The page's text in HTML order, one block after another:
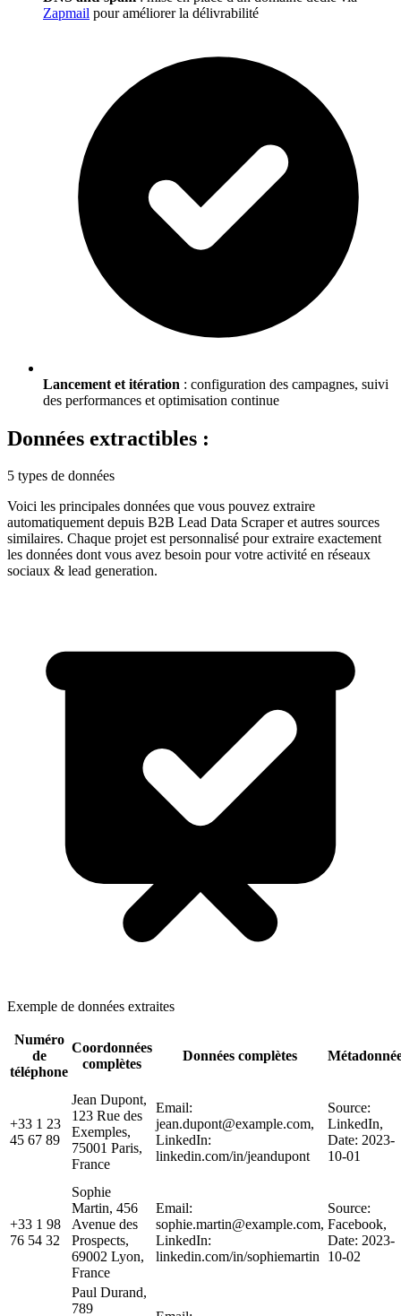
Zapmail pour améliorer la délivrabilité
Lancement et itération : configuration des campagnes, suivi
des performances et optimisation continue
Données extractibles :
5 types de données
Voici les principales données que vous pouvez extraire
automatiquement depuis B2B Lead Data Scraperet autres sources
similaires. Chaque projet est personnalisé pour extraire exactement
les données dont vous avez besoin pour votre activité en réseaux
sociaux & lead generation.
Exemple de données extraites
Numéro
de
téléphone
Coordonnées
complètes
Données complètes
+33 1 23
45 67 89
Jean Dupont,
123 Rue des
Exemples,
75001 Paris,
France
Email:
jean.dupont@example.com,
LinkedIn:
linkedin.com/in/jeandupont
Source:
LinkedIn,
Date: 2023-
10-01
+33 1 98
76 54 32
Sophie
Martin, 456
Avenue des
Prospects,
69002 Lyon,
France
Email:
sophie.martin@example.com,
LinkedIn:
linkedin.com/in/sophiemartin
Source:
Facebook,
Date: 2023-
10-02
Paul Durand,
789